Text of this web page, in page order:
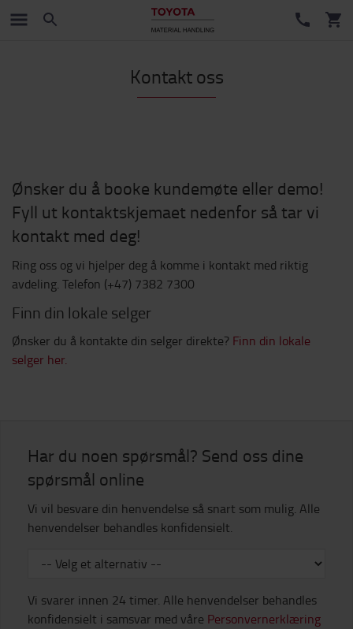
Kontakt oss
Ønsker du å booke kundemøte eller demo!
Fyll ut kontaktskjemaet nedenfor så tar vi
kontakt med deg!
Ring oss og vi hjelper deg å komme i kontakt med riktig
avdeling. Telefon (+47) 7382 7300
Finn din lokale selger
Ønsker du å kontakte din selger direkte? Finn din lokale
selger her.
Har du noen spørsmål? Send oss dine
spørsmål online
Vi vil besvare din henvendelse så snart som mulig. Alle
henvendelser behandles konfidensielt.
Vi svarer innen 24 timer. Alle henvendelser behandles
konfidensielt i samsvar med våre Personvernerklæring